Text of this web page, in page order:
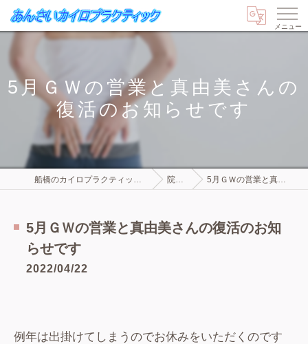
5月ＧＷの営業と真由美さんの
復活のお知らせです
院長ブログ 5月ＧＷの営業と真由美さんの復活のお知らせです
5月ＧＷの営業と真由美さんの復活のお知
らせです
2022/04/22
例年は出掛けてしまうのでお休みをいただくのです